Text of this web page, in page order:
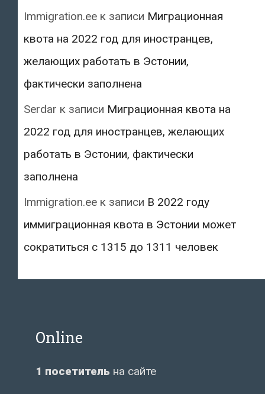
Immigration.ee к записи Миграционная
квота на 2022 год для иностранцев,
желающих работать в Эстонии,
фактически заполнена
Serdar к записи Миграционная квота на
2022 год для иностранцев, желающих
работать в Эстонии, фактически
заполнена
Immigration.ee к записи В 2022 году
иммиграционная квота в Эстонии может
сократиться с 1315 до 1311 человек
Online
1 посетитель на сайте